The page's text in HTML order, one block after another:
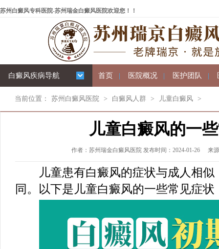
苏州白癜风专科医院-苏州瑞金白癜风医院欢迎您！！
白癜风疾病导航 首页 | 医院概况 | 医护团队 |
当前位置： 苏州白癜风医院 > 白癜风人群 > 儿童白癜风 >
儿童白癜风的一
作者：苏州瑞金白癜风医院 发布时间：2024-01-26 来
儿童患有白癜风的症状与成人相似
同。以下是儿童白癜风的一些常见症状